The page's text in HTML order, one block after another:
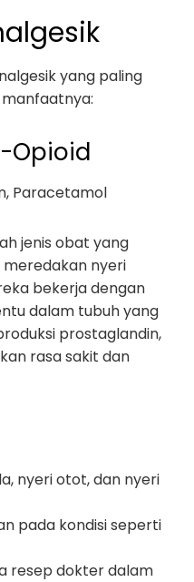
yang paling
Opioid
Paracetamol
jenis obat yang
meredakan nyeri
bekerja dengan
dalam tubuh yang
prostaglandin,
rasa sakit dan
nyeri otot, dan nyeri
pada kondisi seperti
resep dokter dalam